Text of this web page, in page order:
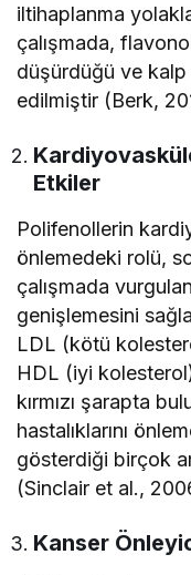
iltihaplanma
çalışmada,
düşürdüğü ve kalp
edilmiştir (Berk,
Etkiler
Polifenollerin
önlemedeki rolü,
çalışmada
genişlemesini
LDL (kötü
HDL (iyi
kırmızı şarapta
hastalıklarını
gösterdiği birçok
(Sinclair et al.,
Kanser